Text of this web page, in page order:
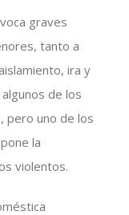
graves
tanto a
ira y
de los
pero uno de los
la
violentos.